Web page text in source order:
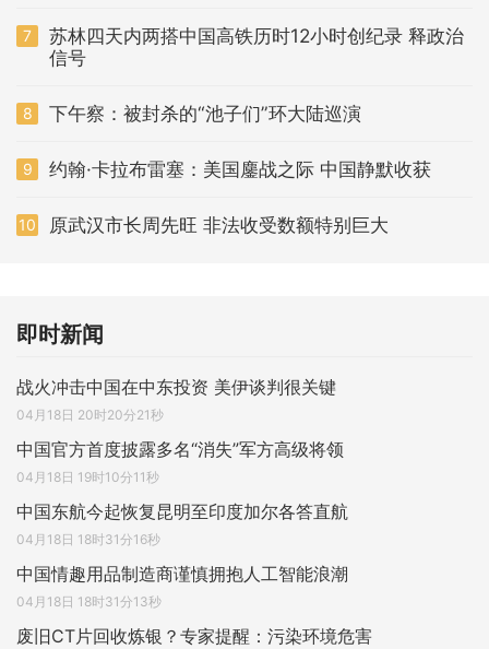
7
苏林四天内两搭中国高铁历时12小时创纪录 释政治
信号
8 下午察：被封杀的“池子们”环大陆巡演
9 约翰·卡拉布雷塞：美国鏖战之际 中国静默收获
10 原武汉市长周先旺 非法收受数额特别巨大
即时新闻
战火冲击中国在中东投资 美伊谈判很关键
04月18日 20时20分21秒
中国官方首度披露多名“消失”军方高级将领
04月18日 19时10分11秒
中国东航今起恢复昆明至印度加尔各答直航
04月18日 18时31分16秒
中国情趣用品制造商谨慎拥抱人工智能浪潮
04月18日 18时31分13秒
废旧CT片回收炼银？专家提醒：污染环境危害